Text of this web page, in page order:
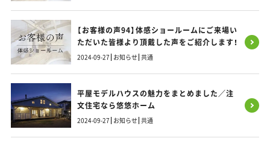
【お客様の声94】体感ショールームにご来場い
ただいた皆様より頂戴した声をご紹介します！
2024-09-27 お知らせ 共通
平屋モデルハウスの魅力をまとめました／注
文住宅なら悠悠ホーム
2024-09-27 お知らせ 共通